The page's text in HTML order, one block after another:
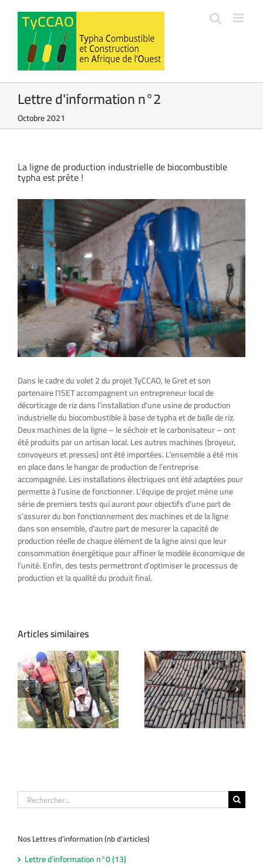
contenu
Lettre d'information n°2
Octobre 2021
La ligne de production industrielle de biocombustible
typha est prête !
Voir
l'image
agrandie
Dans le cadre du volet 2 du projet TyCCAO, le Gret et son
partenaire l’ISET accompagnent un entrepreneur local de
décorticage de riz dans l’installation d’une usine de production
industrielle du biocombustible à base de typha et de balle de riz.
Deux machines de la ligne – le séchoir et le carbonisateur – ont
été produits par un artisan local. Les autres machines (broyeur,
convoyeurs et presses) ont été importées. L’ensemble a été mis
en place dans le hangar de production de l’entreprise
accompagnée. Les installations électriques ont été adaptées pour
permette à l’usine de fonctionner. L’équipe de projet mène une
série de premiers tests qui auront pour objectifs d’une part de
s’assurer du bon fonctionnement des machines et de la ligne
dans son ensemble, d’autre part de mesurer la capacité de
production réelle de chaque élément de la ligne ainsi que leur
consommation énergétique pour affiner le modèle économique de
l’unité. Enfin, des tests permettront d’optimiser le processus de
production et la qualité du produit final.
Articles similaires
Approvisionnement
en typha et
lancement de la
ligne
Accompagnement
de l’artisan local
Rechercher:
Nos Lettres d’information (nb d’articles)
Lettre d'information n°0 (13)